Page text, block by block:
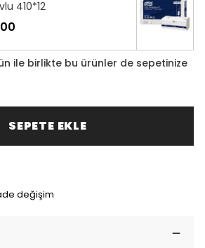
410*12
ile birlikte bu ürünler de sepetinize
SEPETE EKLE
değişim